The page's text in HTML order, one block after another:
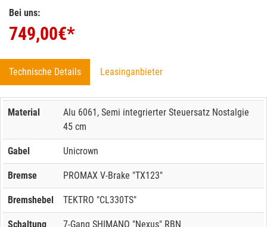
Bei uns:
749,00€*
Technische Details Leasinganbieter
Material
Alu 6061, Semi integrierter Steuersatz Nostalgie
45 cm
Gabel Unicrown
Bremse PROMAX V-Brake "TX123"
Bremshebel TEKTRO "CL330TS"
Schaltung 7-Gang SHIMANO "Nexus" RBN